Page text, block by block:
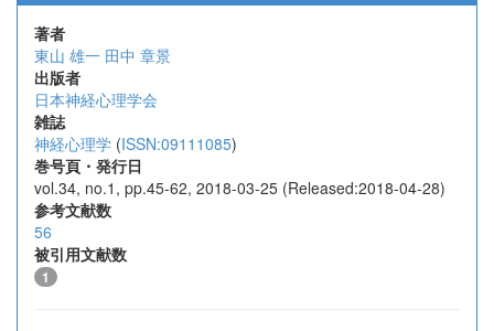
著者
東山 雄一 田中 章景
出版者
日本神経心理学会
雑誌
神経心理学 (ISSN:09111085)
巻号頁・発行日
vol.34, no.1, pp.45-62, 2018-03-25 (Released:2018-04-28)
参考文献数
56
被引用文献数
1